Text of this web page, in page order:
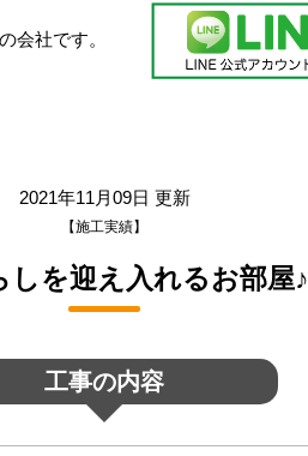
会社です。
2021年11月09日 更新
【施工実績】
しを迎え入れるお部屋♪
工事の内容